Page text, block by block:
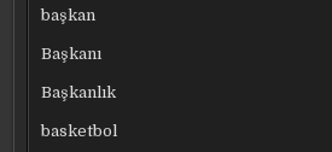
başkan
Başkanı
Başkanlık
basketbol